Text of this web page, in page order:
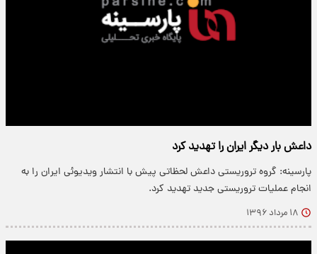
داعش بار دیگر ایران را تهدید کرد
پارسینه: گروه تروریستی داعش لحظاتی پیش با انتشار ویدیوئی ایران را به
انجام عملیات تروریستی جدید تهدید کرد.
۱۸ مرداد ۱۳۹۶